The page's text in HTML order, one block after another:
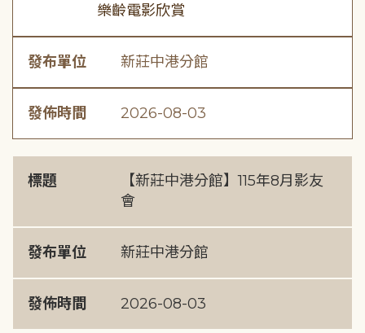
樂齡電影欣賞
發布單位 新莊中港分館
發佈時間 2026-08-03
標題
【新莊中港分館】115年8月影友
會
發布單位 新莊中港分館
發佈時間 2026-08-03